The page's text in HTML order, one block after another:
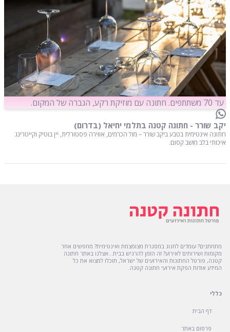
עד 70 משתתפים. חתונה עם מוזיקת רקע, הגברה של המקום.
יקב שורר - חתונה קטנה בתלמי יחיאל (בדרום)
חתונה אינטימית בטבע ביקב שורר – מול הכרמים, אווירה פסטורלית, יין בוטיק וקייטרינג
איכותי בלב מושב קסום.
מתחתנים? עומדים לחגוג במסגרת מצומצמת ואינטימית? מחפשים אחר
מקומות ושירותים לאירוע? זה הזמן להרגיש בבית...אצלנו באתר חתונה
קטנה, פורטל החתונות והאירועים של ישראל, תוכלו למצוא את כל
המידע אודות הפקת אירועי חתונה קטנה.
כללי
דף הבית
פרסום באתר